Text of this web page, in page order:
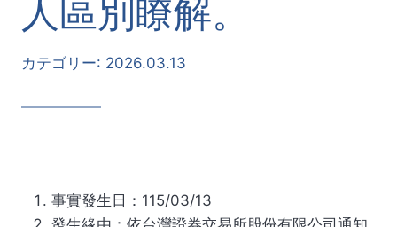
人區別瞭解。
カテゴリー: 2026.03.13
事實發生日：115/03/13